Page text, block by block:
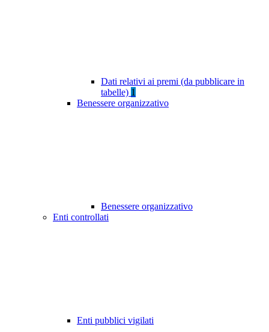
Dati relativi ai premi (da pubblicare in
tabelle) 1
Benessere organizzativo
Benessere organizzativo
Enti controllati
Enti pubblici vigilati